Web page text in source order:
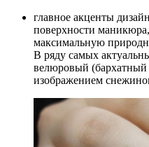
главное акценты
поверхности
максимальную
В ряду самых
велюровый
изображением